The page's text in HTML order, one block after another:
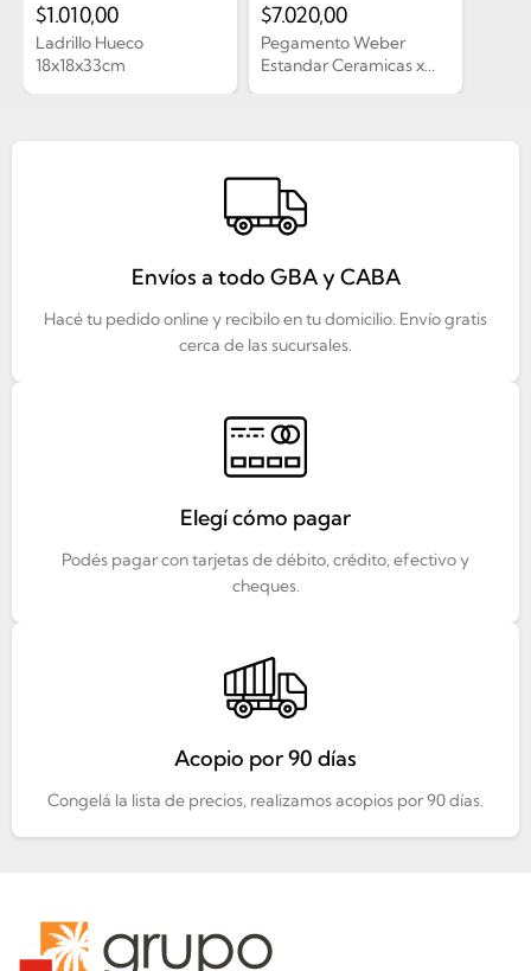
Ladrillo Hueco
18x18x33cm
$1.010,00
Pegamento Weber
Estandar Ceramicas x...
$7.020,00
Envíos a todo GBA y CABA
Hacé tu pedido online y recibilo en tu domicilio. Envío gratis
cerca de las sucursales.
Elegí cómo pagar
Podés pagar con tarjetas de débito, crédito, efectivo y
cheques.
Acopio por 90 días
Congelá la lista de precios, realizamos acopios por 90 días.